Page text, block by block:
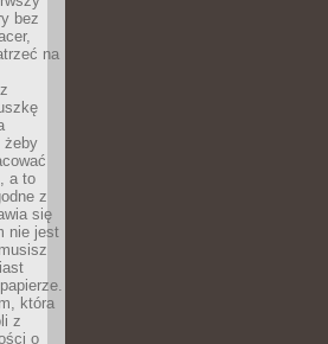
bez
na
żeby
a to
z
się
nie jest
która
z
o